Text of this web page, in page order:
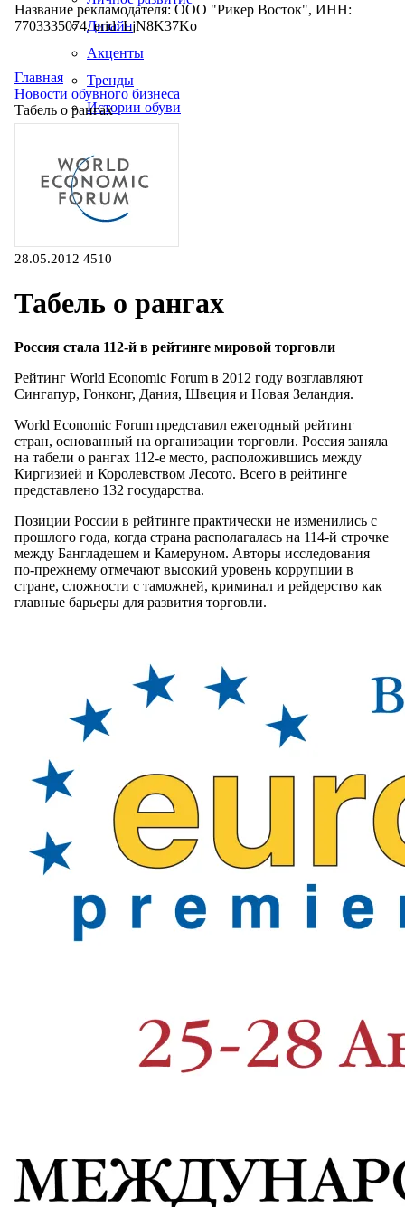
Дизайн
Акценты
Тренды
Истории обуви
Название рекламодателя: ООО "Рикер Восток", ИНН:
7703335074, erid: LjN8K37Ko
Главная
Новости обувного бизнеса
Табель о рангах
28.05.2012 4510
Табель о рангах
Россия стала 112-й в рейтинге мировой торговли
Рейтинг World Economic Forum в 2012 году возглавляют
Сингапур, Гонконг, Дания, Швеция и Новая Зеландия.
World Economic Forum представил ежегодный рейтинг
стран, основанный на организации торговли. Россия заняла
на табели о рангах 112-е место, расположившись между
Киргизией и Королевством Лесото. Всего в рейтинге
представлено 132 государства.
Позиции России в рейтинге практически не изменились с
прошлого года, когда страна располагалась на 114-й строчке
между Бангладешем и Камеруном. Авторы исследования
по-прежнему отмечают высокий уровень коррупции в
стране, сложности с таможней, криминал и рейдерство как
главные барьеры для развития торговли.